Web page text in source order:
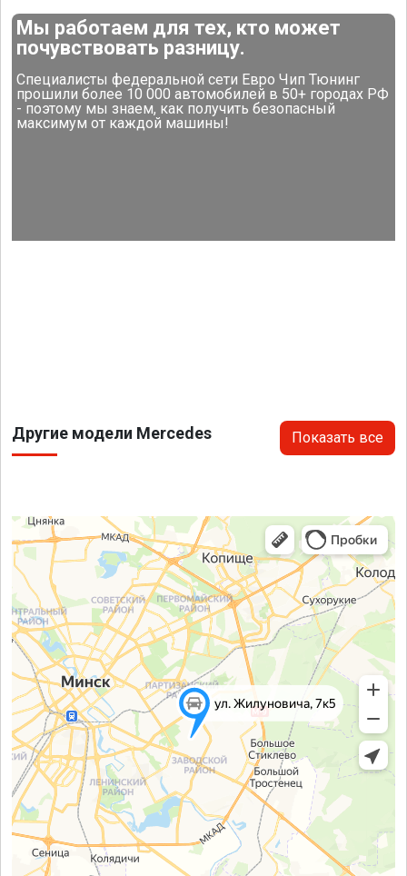
Мы работаем для тех, кто может
почувствовать разницу.
Специалисты федеральной сети Евро Чип Тюнинг
прошили более 10 000 автомобилей в 50+ городах РФ
- поэтому мы знаем, как получить безопасный
максимум от каждой машины!
Другие модели Mercedes Показать все